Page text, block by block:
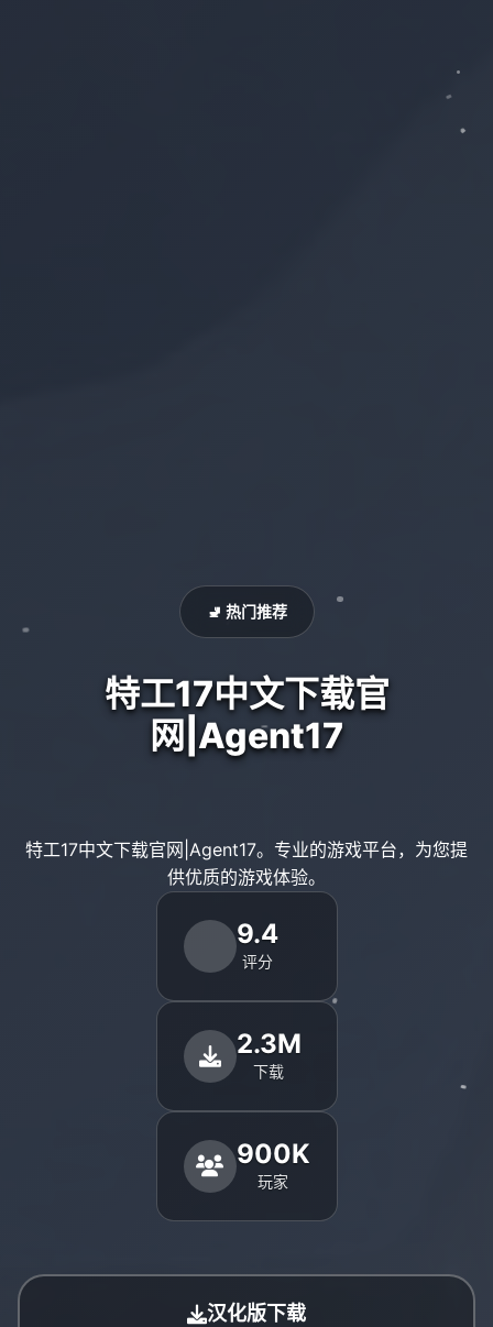
🚽 热门推荐
特工17中文下载官
网|Agent17
特工17中文下载官网|Agent17。专业的游戏平台，为您提
供优质的游戏体验。
9.4
评分
2.3M
下载
900K
玩家
汉化版下载